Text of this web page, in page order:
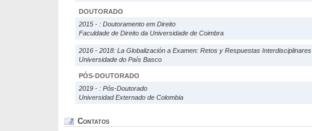
DOUTORADO
2015 - : Doutoramento em Direito
Faculdade de Direito da Universidade de Coimbra
2016 - 2018: La Globalización a Examen: Retos y Respuestas Interdisciplinares
Universidade do País Basco
PÓS-DOUTORADO
2019 - : Pós-Doutorado
Universidad Externado de Colombia
Contatos